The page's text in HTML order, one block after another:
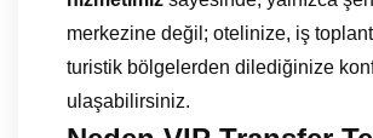
merkezine değil; otelinize, iş
turistik bölgelerden dilediğinize
ulaşabilirsiniz.